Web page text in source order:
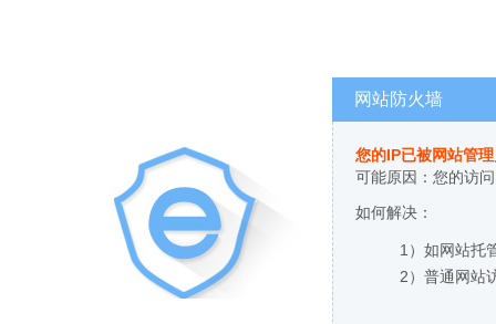
网站防火墙
您的IP已被网站管
可能原因：您的访
如何解决：
1）如网站托
2）普通网站